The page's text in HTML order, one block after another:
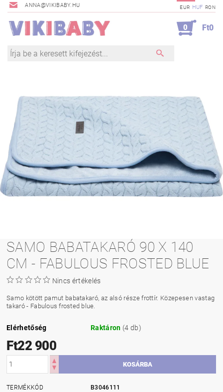
ANNA@VIKIBABY.HU EUR HUF RON
0 Ft0
SAMO BABATAKARÓ 90 X 140
CM - FABULOUS FROSTED BLUE
Nincs értékelés
Samo kötött pamut babatakaró, az alsó része frottír. Közepesen vastag
takaró - Fabulous frosted blue.
Elérhetőség Raktáron (4 db)
Ft22 900
TERMÉKKÓD
B3046111